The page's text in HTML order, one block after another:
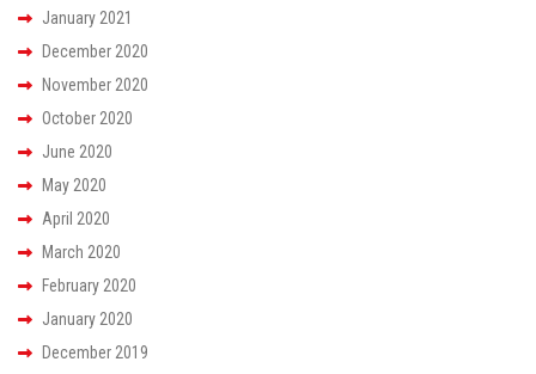
January 2021
December 2020
November 2020
October 2020
June 2020
May 2020
April 2020
March 2020
February 2020
January 2020
December 2019